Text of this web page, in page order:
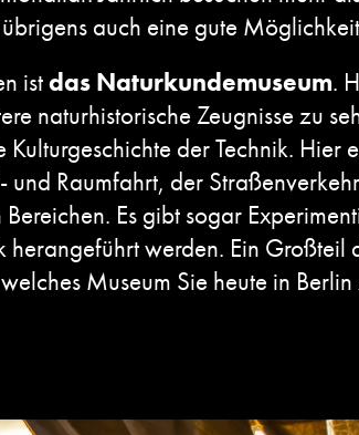
auch eine gute
istdas Naturkundemuseum.
naturhistorische Zeugnisse zu
der Technik. Hier
Raumfahrt, der
Es gibt sogar
werden. Ein Großteil
Museum Sie heute in Berlin